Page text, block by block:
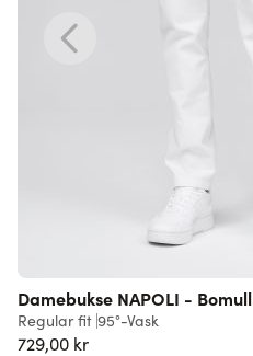
Damebukse NAPOLI - Bomull
Regular fit 95°-Vask
729,00 kr